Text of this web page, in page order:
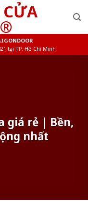
tại TP. Hồ Chí Minh
giá rẻ | Bền,
nhất